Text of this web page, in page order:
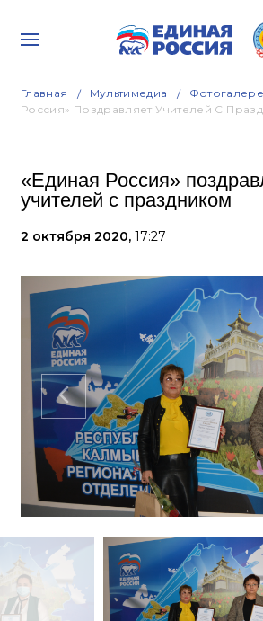
Главная Мультимедиа
Россия» Поздравляет Учителей С
«Единая Россия»
учителей с праздником
2 октября 2020, 17:27